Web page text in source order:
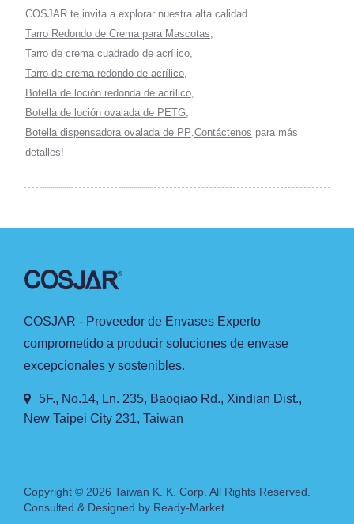
COSJAR te invita a explorar nuestra alta calidad
Tarro Redondo de Crema para Mascotas
Tarro de crema cuadrado de acrílico
Tarro de crema redondo de acrílico
Botella de loción redonda de acrílico
Botella de loción ovalada de PETG
Botella dispensadora ovalada de PP Contáctenos para más
detalles!
COSJAR - Proveedor de Envases Experto
comprometido a producir soluciones de envase
excepcionales y sostenibles.
5F., No.14, Ln. 235, Baoqiao Rd., Xindian Dist.,
New Taipei City 231, Taiwan
Copyright © 2026 Taiwan K. K. Corp. All Rights Reserved.
Consulted & Designed by Ready-Market